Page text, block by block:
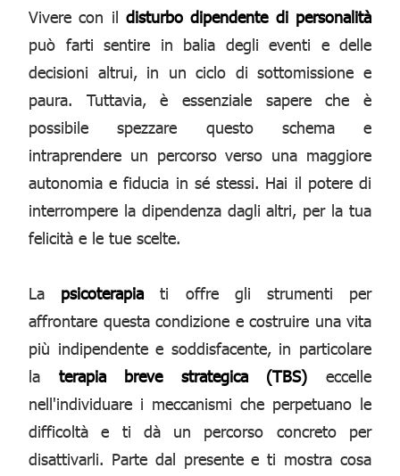
Vivere con il disturbo dipendente di personalità
può farti sentire in balia degli eventi e delle
decisioni altrui, in un ciclo di sottomissione e
paura. Tuttavia, è essenziale sapere che è
possibile spezzare questo schema e
intraprendere un percorso verso una maggiore
autonomia e fiducia in sé stessi. Hai il potere di
interrompere la dipendenza dagli altri, per la tua
felicità e le tue scelte.
La psicoterapia ti offre gli strumenti per
affrontare questa condizione e costruire una vita
più indipendente e soddisfacente, in particolare
la terapia breve strategica (TBS) eccelle
nell'individuare i meccanismi che perpetuano le
difficoltà e ti dà un percorso concreto per
disattivarli. Parte dal presente e ti mostra cosa